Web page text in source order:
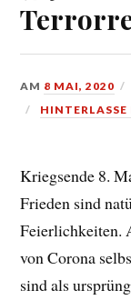
AM 8 MAI, 2020
Kriegsende 8.
Frieden sind
Feierlichkeiten.
von Corona
sind als